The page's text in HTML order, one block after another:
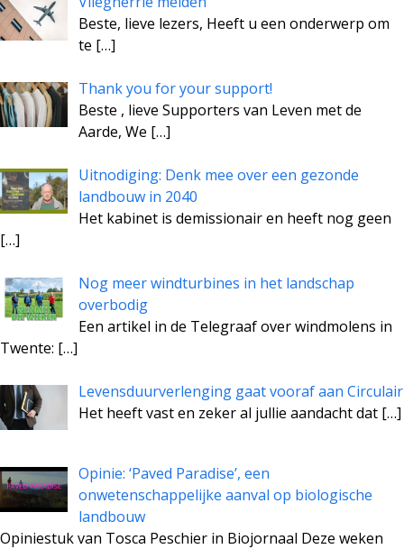
Beste, lieve lezers, Heeft u een onderwerp om
te […]
Thank you for your support!
Beste , lieve Supporters van Leven met de
Aarde, We […]
Uitnodiging: Denk mee over een gezonde
landbouw in 2040
Het kabinet is demissionair en heeft nog geen
[…]
Nog meer windturbines in het landschap
overbodig
Een artikel in de Telegraaf over windmolens in
Twente: […]
Levensduurverlenging gaat vooraf aan Circulair
Het heeft vast en zeker al jullie aandacht dat […]
Opinie: ‘Paved Paradise’, een
onwetenschappelijke aanval op biologische
landbouw
Opiniestuk van Tosca Peschier in Biojornaal Deze weken